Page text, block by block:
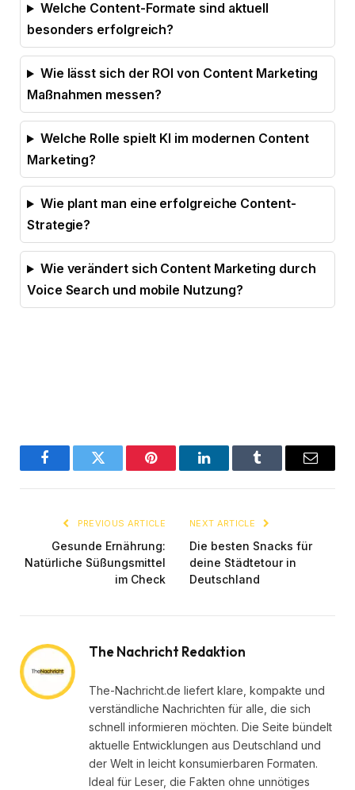
Welche Content-Formate sind aktuell
besonders erfolgreich?
Wie lässt sich der ROI von Content Marketing
Maßnahmen messen?
Welche Rolle spielt KI im modernen Content
Marketing?
Wie plant man eine erfolgreiche Content-
Strategie?
Wie verändert sich Content Marketing durch
Voice Search und mobile Nutzung?
FacebookTwitter Pinterest LinkedInTumblr Email
PREVIOUS ARTICLE
Gesunde Ernährung:
Natürliche Süßungsmittel
im Check
NEXT ARTICLE
Die besten Snacks für
deine Städtetour in
Deutschland
The Nachricht Redaktion
The-Nachricht.de liefert klare, kompakte und
verständliche Nachrichten für alle, die sich
schnell informieren möchten. Die Seite bündelt
aktuelle Entwicklungen aus Deutschland und
der Welt in leicht konsumierbaren Formaten.
Ideal für Leser, die Fakten ohne unnötiges